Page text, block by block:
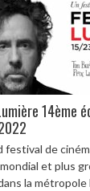
14ème
festival de
et plus
la métropole